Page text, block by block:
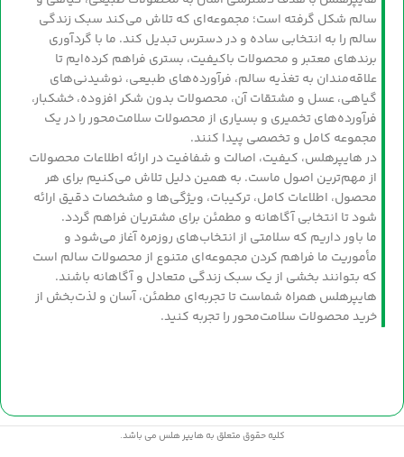
سالم شکل گرفته است؛ مجموعه‌ای که تلاش می‌کند سبک زندگی
سالم را به انتخابی ساده و در دسترس تبدیل کند. ما با گردآوری
برندهای معتبر و محصولات باکیفیت، بستری فراهم کرده‌ایم تا
علاقه‌مندان به تغذیه سالم، فرآورده‌های طبیعی، نوشیدنی‌های
گیاهی، عسل و مشتقات آن، محصولات بدون شکر افزوده، خشکبار،
فرآورده‌های تخمیری و بسیاری از محصولات سلامت‌محور را در یک
مجموعه کامل و تخصصی پیدا کنند.
در هایپرهلس، کیفیت، اصالت و شفافیت در ارائه اطلاعات محصولات
از مهم‌ترین اصول ماست. به همین دلیل تلاش می‌کنیم برای هر
محصول، اطلاعات کامل، ترکیبات، ویژگی‌ها و مشخصات دقیق ارائه
شود تا انتخابی آگاهانه و مطمئن برای مشتریان فراهم گردد.
ما باور داریم که سلامتی از انتخاب‌های روزمره آغاز می‌شود و
مأموریت ما فراهم کردن مجموعه‌ای متنوع از محصولات سالم است
که بتوانند بخشی از یک سبک زندگی متعادل و آگاهانه باشند.
هایپرهلس همراه شماست تا تجربه‌ای مطمئن، آسان و لذت‌بخش از
خرید محصولات سلامت‌محور را تجربه کنید.
کلیه حقوق متعلق به هایپر هلس می باشد.